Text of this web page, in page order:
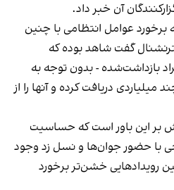
آن خبر داد.
برخورد عوامل انتظامی با چنین
گفت شاهد بوده که
بازداشت‌‌شده - بدون توجه به
دریافت کرده و آنها را از
بر این باور است که حساسیت
با حضور جوان‌ها و نسل زد وجود
رویدادهایی خشن‌تر برخورد